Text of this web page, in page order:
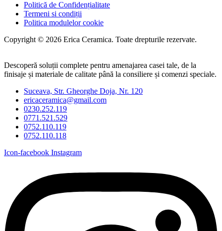
Politică de Confidențialitate
Termeni si condiții
Politica modulelor cookie
Copyright © 2026 Erica Ceramica. Toate drepturile rezervate.
Descoperă soluții complete pentru amenajarea casei tale, de la
finisaje și materiale de calitate până la consiliere și comenzi speciale.
Suceava, Str. Gheorghe Doja, Nr. 120
ericaceramica@gmail.com
0230.252.119
0771.521.529
0752.110.119
0752.110.118
Icon-facebook Instagram